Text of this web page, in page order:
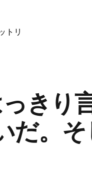
トリ
きり
だ。